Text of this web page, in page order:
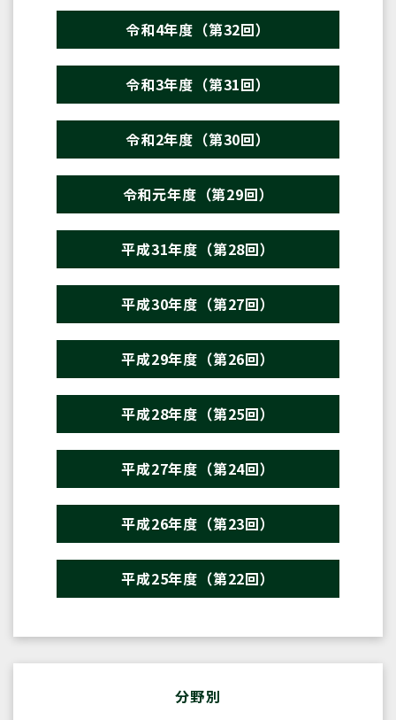
令和4年度（第32回）
令和3年度（第31回）
令和2年度（第30回）
令和元年度（第29回）
平成31年度（第28回）
平成30年度（第27回）
平成29年度（第26回）
平成28年度（第25回）
平成27年度（第24回）
平成26年度（第23回）
平成25年度（第22回）
分野別